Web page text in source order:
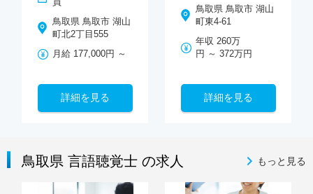
鳥取県 鳥取市 湖山
町北2丁目555
月給 177,000円 ～
詳細を見る
鳥取県 鳥取市 湖山
町東4-61
年収 260万
円 ～ 372万円
詳細を見る
鳥取県 言語聴覚士 の求人 もっと見る